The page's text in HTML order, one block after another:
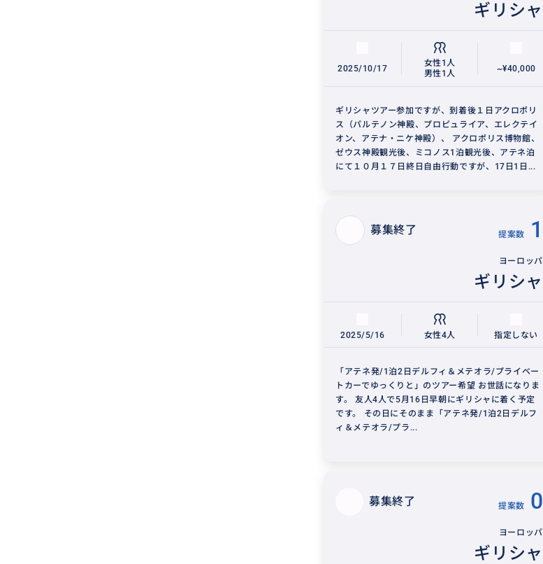
ギリシャ
2025/10/17
女性1人
男性1人
~¥40,000
ギリシャツアー参加ですが、到着後１日アクロポリ
ス（パルテノン神殿、プロピュライア、エレクテイ
オン、アテナ・ニケ神殿）、 アクロポリス博物館、
ゼウス神殿観光後、ミコノス1泊観光後、アテネ泊
にて１０月１７日終日自由行動ですが、17日1日...
募集終了 提案数 1
ヨーロッパ
ギリシャ
2025/5/16 女性4人 指定しない
「アテネ発/1泊2日デルフィ＆メテオラ/プライベー
トカーでゆっくりと」のツアー希望 お世話になりま
す。 友人4人で5月16日早朝にギリシャに着く予定
です。 その日にそのまま「アテネ発/1泊2日デルフ
ィ＆メテオラ/プラ...
募集終了 提案数 0
ヨーロッパ
ギリシャ